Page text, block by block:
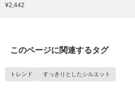
¥2,442
このページに関連するタグ
トレンド すっきりとしたシルエット